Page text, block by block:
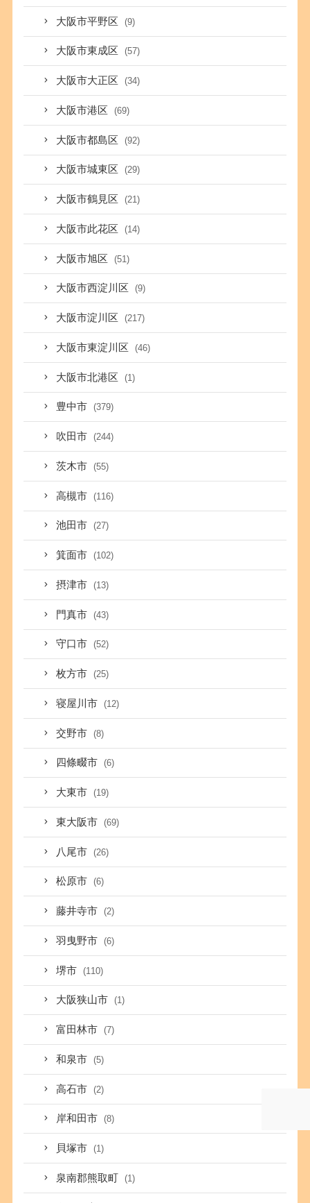
大阪市平野区 (9)
大阪市東成区 (57)
大阪市大正区 (34)
大阪市港区 (69)
大阪市都島区 (92)
大阪市城東区 (29)
大阪市鶴見区 (21)
大阪市此花区 (14)
大阪市旭区 (51)
大阪市西淀川区 (9)
大阪市淀川区 (217)
大阪市東淀川区 (46)
大阪市北港区 (1)
豊中市 (379)
吹田市 (244)
茨木市 (55)
高槻市 (116)
池田市 (27)
箕面市 (102)
摂津市 (13)
門真市 (43)
守口市 (52)
枚方市 (25)
寝屋川市 (12)
交野市 (8)
四條畷市 (6)
大東市 (19)
東大阪市 (69)
八尾市 (26)
松原市 (6)
藤井寺市 (2)
羽曳野市 (6)
堺市 (110)
大阪狭山市 (1)
富田林市 (7)
和泉市 (5)
高石市 (2)
岸和田市 (8)
貝塚市 (1)
泉南郡熊取町 (1)